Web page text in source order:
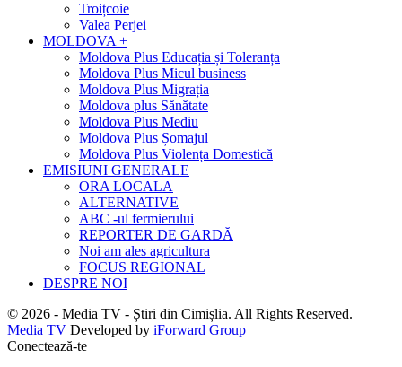
Troițcoie
Valea Perjei
MOLDOVA +
Moldova Plus Educația și Toleranța
Moldova Plus Micul business
Moldova Plus Migrația
Moldova plus Sănătate
Moldova Plus Mediu
Moldova Plus Șomajul
Moldova Plus Violența Domestică
EMISIUNI GENERALE
ORA LOCALA
ALTERNATIVE
ABC -ul fermierului
REPORTER DE GARDĂ
Noi am ales agricultura
FOCUS REGIONAL
DESPRE NOI
© 2026 - Media TV - Știri din Cimișlia. All Rights Reserved.
Media TV Developed by iForward Group
Conectează-te